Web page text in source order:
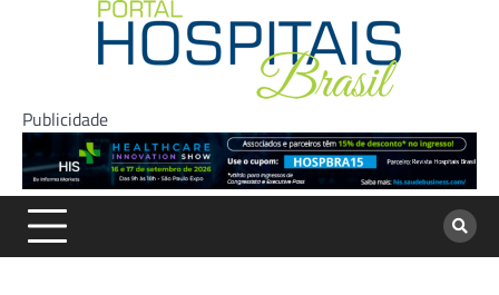
Publicidade